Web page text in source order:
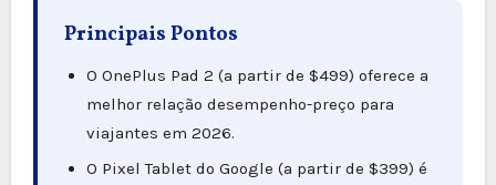
Principais Pontos
O OnePlus Pad 2 (a partir de $499) oferece a
melhor relação desempenho-preço para
viajantes em 2026.
O Pixel Tablet do Google (a partir de $399) é